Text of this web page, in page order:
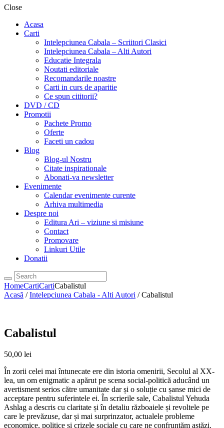
Close
Acasa
Carti
Intelepciunea Cabala – Scriitori Clasici
Intelepciunea Cabala – Alti Autori
Educatie Integrala
Noutati editoriale
Recomandarile noastre
Carti in curs de aparitie
Ce spun cititorii?
DVD / CD
Promotii
Pachete Promo
Oferte
Faceti un cadou
Blog
Blog-ul Nostru
Citate inspirationale
Abonati-va newsletter
Evenimente
Calendar evenimente curente
Arhiva multimedia
Despre noi
Editura Ari – viziune si misiune
Contact
Promovare
Linkuri Utile
Donatii
HomeCartiCartiCabalistul
Acasă /Intelepciunea Cabala - Alti Autori / Cabalistul
Cabalistul
50,00 lei
În zorii celei mai întunecate ere din istoria omenirii, Secolul al XX-
lea, un om enigmatic a apărut pe scena social-politică aducând un
avertisment serios către umanitate dar și o soluție cu șanse mici de
acceptare pentru suferintele ei. În scrierile sale, Cabalistul Yehuda
Ashlag a descris cu claritate și în detaliu războaiele și revoltele pe
care le prevăzuse, dar și mai surprinzator, actualele probleme
economice, politice și crizele sociale cu care ne confruntăm astăzi.